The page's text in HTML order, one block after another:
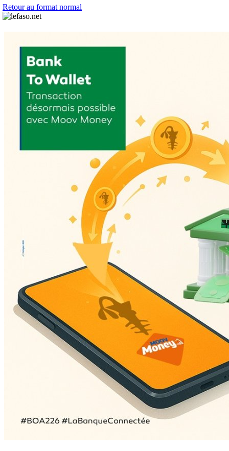
Retour au format normal